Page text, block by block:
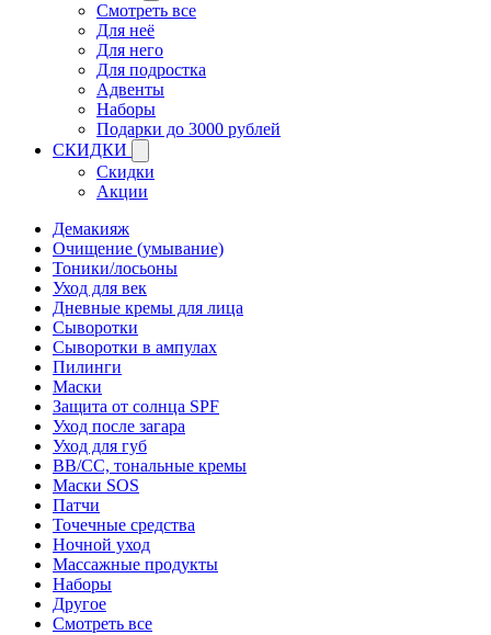
Смотреть все
Для неё
Для него
Для подростка
Адвенты
Наборы
Подарки до 3000 рублей
СКИДКИ
Скидки
Акции
Демакияж
Очищение (умывание)
Тоники/лосьоны
Уход для век
Дневные кремы для лица
Сыворотки
Сыворотки в ампулах
Пилинги
Маски
Защита от солнца SPF
Уход после загара
Уход для губ
BB/CC, тональные кремы
Маски SOS
Патчи
Точечные средства
Ночной уход
Массажные продукты
Наборы
Другое
Смотреть все